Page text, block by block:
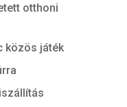
otthoni
közös játék